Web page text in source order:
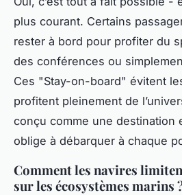
plus courant. Certains
rester à bord pour profiter du
des conférences ou
Ces "Stay-on-board" évitent
profitent pleinement de
conçu comme une destination
oblige à débarquer à chaque
Comment les navires
sur les écosystèmes marins